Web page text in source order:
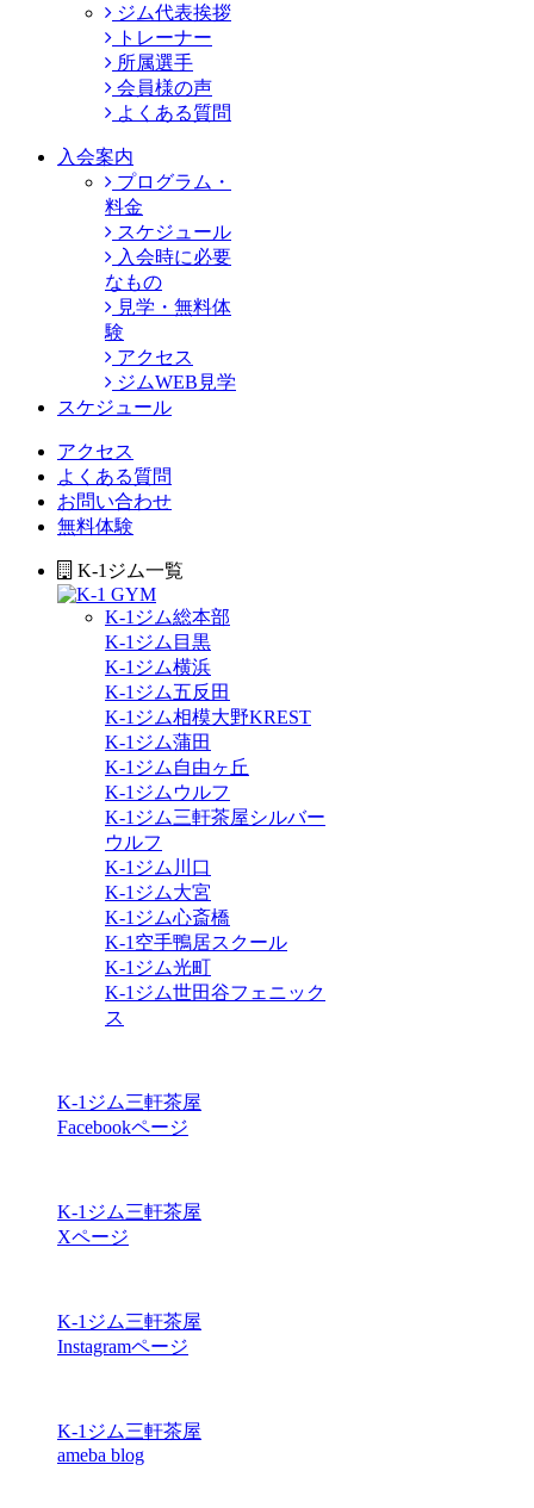
ジム代表挨拶
トレーナー
所属選手
会員様の声
よくある質問
入会案内
プログラム・
料金
スケジュール
入会時に必要
なもの
見学・無料体
験
アクセス
ジムWEB見学
スケジュール
アクセス
よくある質問
お問い合わせ
無料体験
K-1ジム一覧
K-1ジム総本部
K-1ジム目黒
K-1ジム横浜
K-1ジム五反田
K-1ジム相模大野KREST
K-1ジム蒲田
K-1ジム自由ヶ丘
K-1ジムウルフ
K-1ジム三軒茶屋シルバー
ウルフ
K-1ジム川口
K-1ジム大宮
K-1ジム心斎橋
K-1空手鴨居スクール
K-1ジム光町
K-1ジム世田谷フェニック
ス
K-1ジム三軒茶屋
Facebookページ
K-1ジム三軒茶屋
Xページ
K-1ジム三軒茶屋
Instagramページ
K-1ジム三軒茶屋
ameba blog